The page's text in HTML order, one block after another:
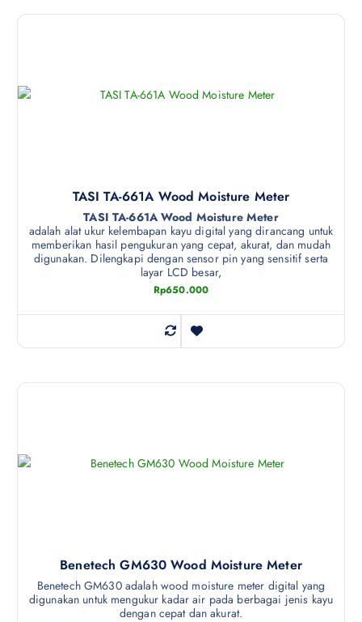
TASI TA-661A Wood Moisture Meter
TASI TA-661A Wood Moisture Meter
adalah alat ukur kelembapan kayu digital yang dirancang untuk
memberikan hasil pengukuran yang cepat, akurat, dan mudah
digunakan. Dilengkapi dengan sensor pin yang sensitif serta
layar LCD besar,
Rp650.000
Benetech GM630 Wood Moisture Meter
Benetech GM630 adalah wood moisture meter digital yang
digunakan untuk mengukur kadar air pada berbagai jenis kayu
dengan cepat dan akurat.